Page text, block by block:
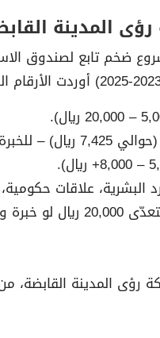
المدينة
ضخم تابع لصندوق
البدائية.
علاقات حكومية، محاسبة…) يقدّر
مشاريع كبرى).
المدينة القابضة، من